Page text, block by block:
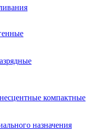
компактные
назначения